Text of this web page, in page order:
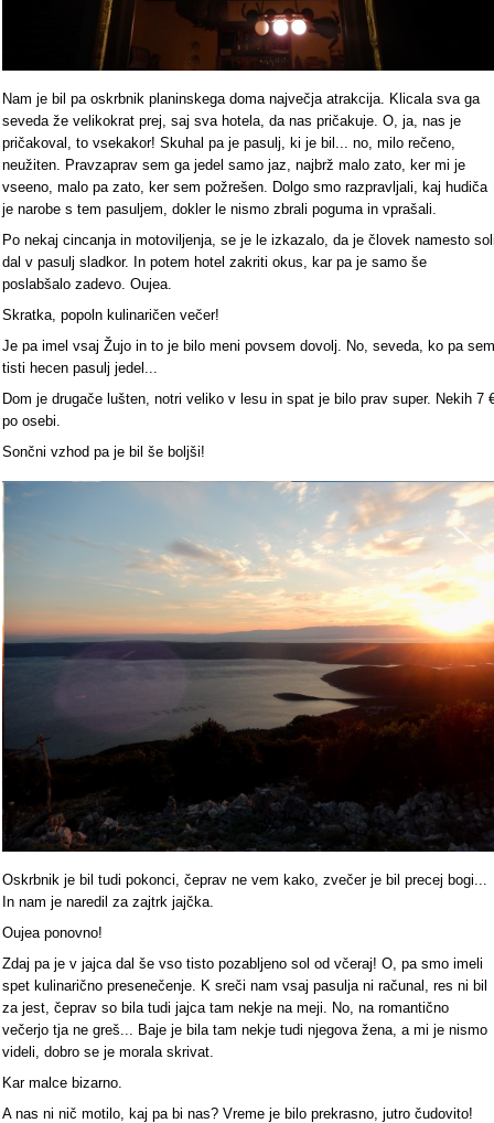
Nam je bil pa oskrbnik planinskega doma največja atrakcija. Klicala sva ga
seveda že velikokrat prej, saj sva hotela, da nas pričakuje. O, ja, nas je
pričakoval, to vsekakor! Skuhal pa je pasulj, ki je bil... no, milo rečeno,
neužiten. Pravzaprav sem ga jedel samo jaz, najbrž malo zato, ker mi je
vseeno, malo pa zato, ker sem požrešen. Dolgo smo razpravljali, kaj hudiča
je narobe s tem pasuljem, dokler le nismo zbrali poguma in vprašali.
Po nekaj cincanja in motoviljenja, se je le izkazalo, da je človek namesto
dal v pasulj sladkor. In potem hotel zakriti okus, kar pa je samo še
poslabšalo zadevo. Oujea.
Skratka, popoln kulinaričen večer!
Je pa imel vsaj Žujo in to je bilo meni povsem dovolj. No, seveda, ko pa sem
tisti hecen pasulj jedel...
Dom je drugače lušten, notri veliko v lesu in spat je bilo prav super. Nekih 7
po osebi.
Sončni vzhod pa je bil še boljši!
Oskrbnik je bil tudi pokonci, čeprav ne vem kako, zvečer je bil precej bogi...
In nam je naredil za zajtrk jajčka.
Oujea ponovno!
Zdaj pa je v jajca dal še vso tisto pozabljeno sol od včeraj! O, pa smo imeli
spet kulinarično presenečenje. K sreči nam vsaj pasulja ni računal, res ni bil
za jest, čeprav so bila tudi jajca tam nekje na meji. No, na romantično
večerjo tja ne greš... Baje je bila tam nekje tudi njegova žena, a mi je nismo
videli, dobro se je morala skrivat.
Kar malce bizarno.
A nas ni nič motilo, kaj pa bi nas? Vreme je bilo prekrasno, jutro čudovito!